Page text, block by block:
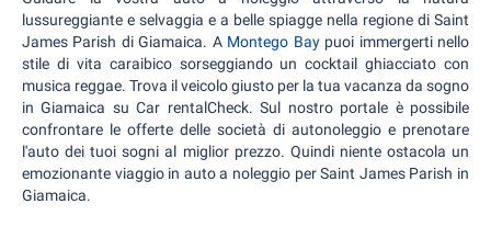
lussureggiante e selvaggia e a belle spiagge nella regione di Saint
James Parish di Giamaica. A Montego Baypuoi immergerti nello
stile di vita caraibico sorseggiando un cocktail ghiacciato con
musica reggae. Trova il veicolo giusto per la tua vacanza da sogno
in Giamaica su Car rentalCheck. Sul nostro portale è possibile
confrontare le offerte delle società di autonoleggio e prenotare
l'auto dei tuoi sogni al miglior prezzo. Quindi niente ostacola un
emozionante viaggio in auto a noleggio per Saint James Parish in
Giamaica.